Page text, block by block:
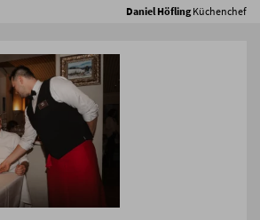
Daniel Höfling Küchenchef